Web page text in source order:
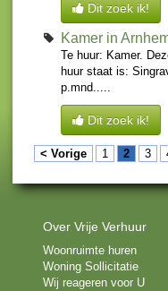
Dit zoek ik!
Kamer in
Te huur: Kamer.
huur staat is:
p.mnd.....
Dit zoek ik!
< Vorige 1 2 3
Over Vrije Verhuur
Woonruimte huren
Woning Sollicitatie
Wij reageren voor U